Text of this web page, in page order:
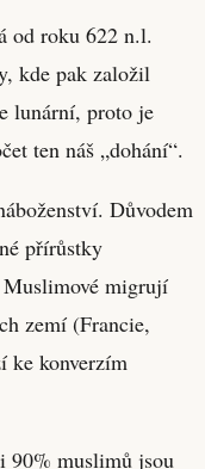
od roku 622 n.l.
kde pak založil
lunární, proto je
ten náš „dohání“.
Důvodem
přírůstky
migrují
zemí (Francie,
ke konverzím
90% muslimů jsou